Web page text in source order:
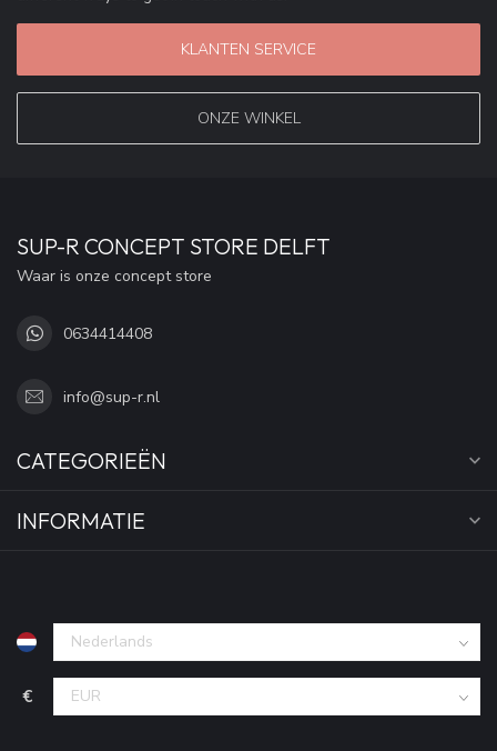
KLANTEN SERVICE
ONZE WINKEL
SUP-R CONCEPT STORE DELFT
Waar is onze concept store
0634414408
info@sup-r.nl
CATEGORIEËN
INFORMATIE
€